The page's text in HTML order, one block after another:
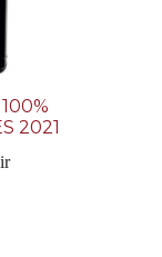
2021